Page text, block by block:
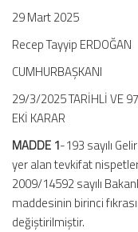
29 Mart 2025
Recep Tayyip ERDOĞAN
CUMHURBAŞKANI
29/3/2025 TARİHLİ VE
EKİ KARAR
MADDE 1-193 sayılı
yer alan tevkifat
2009/14592 sayılı
maddesinin birinci
değiştirilmiştir.